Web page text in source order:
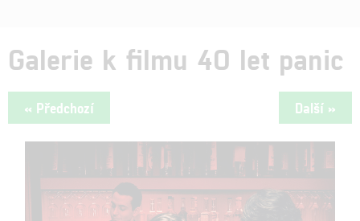
Galerie k filmu 40 let panic
« Předchozí Další »